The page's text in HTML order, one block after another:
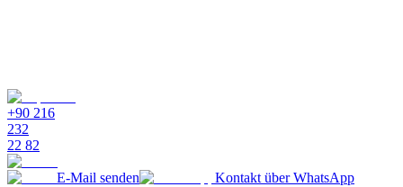
+90 216
232
22 82
E-Mail senden Kontakt über WhatsApp